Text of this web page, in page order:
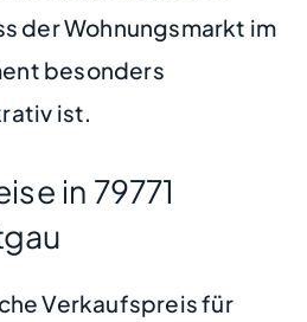
der Wohnungsmarkt im
besonders
ist.
in 79771
Verkaufspreis für